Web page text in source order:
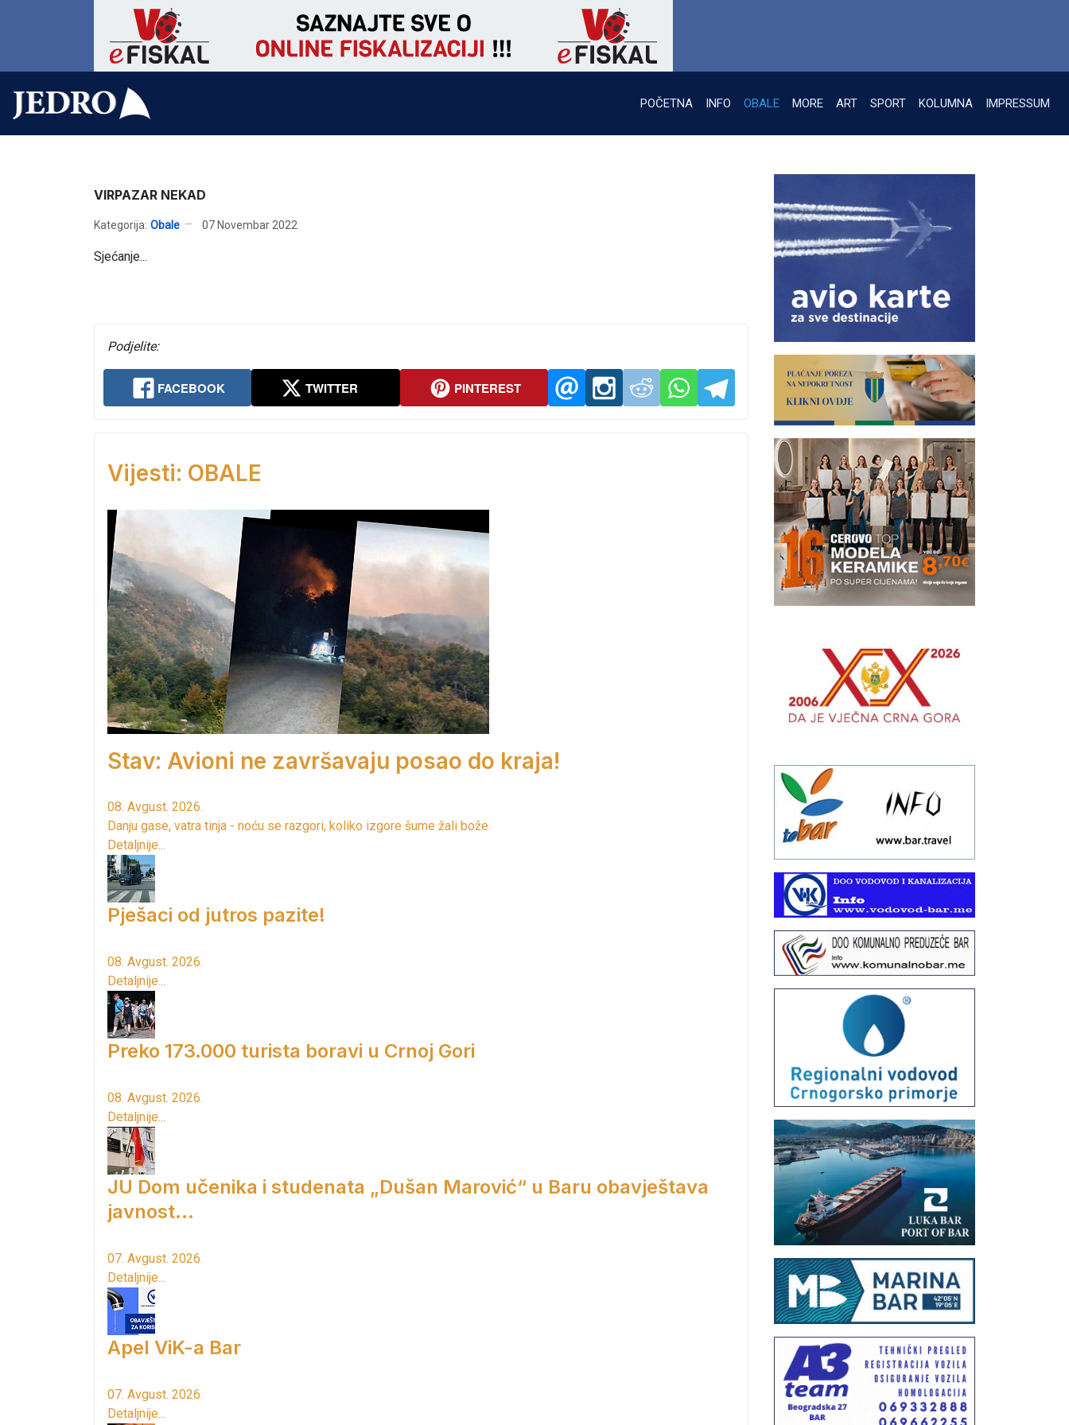
POČETNA INFO OBALE MORE ART SPORT KOLUMNA IMPRESSUM
VIRPAZAR NEKAD
Kategorija: Obale 07 Novembar 2022
Sjećanje...
Podjelite:
FACEBOOK TWITTER PINTEREST
Vijesti: OBALE
Stav: Avioni ne završavaju posao do kraja!
08. Avgust. 2026.
Danju gase, vatra tinja - noću se razgori, koliko izgore šume žali bože.
Detaljnije...
Pješaci od jutros pazite!
08. Avgust. 2026.
Detaljnije...
Preko 173.000 turista boravi u Crnoj Gori
08. Avgust. 2026.
Detaljnije...
JU Dom učenika i studenata „Dušan Marović“ u Baru obavještava
javnost...
07. Avgust. 2026.
Detaljnije...
Apel ViK-a Bar
07. Avgust. 2026.
Detaljnije...